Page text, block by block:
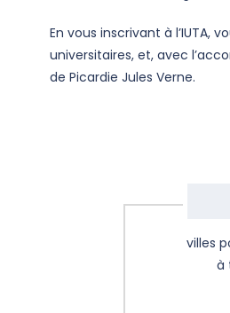
En vous inscrivant à l’IUTA,
universitaires, et, avec
de Picardie Jules Verne.
villes
à